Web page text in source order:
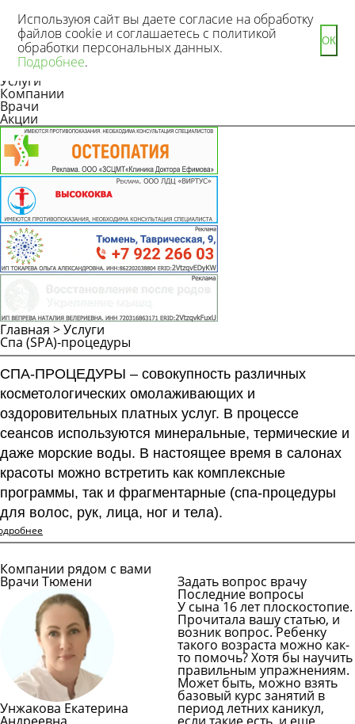
Новости
Статьи
Услуги
Компании
Врачи
Акции
Главная >Услуги
Спа (SPA)-процедуры
СПА-ПРОЦЕДУРЫ – совокупность различных
косметологических омолаживающих и
оздоровительных платных услуг. В процессе
сеансов используются минеральные, термические и
даже морские воды. В настоящее время в салонах
красоты можно встретить как комплексные
программы, так и фрагментарные (спа-процедуры
для волос, рук, лица, ног и тела).
Компании рядом с вами
Врачи Тюмени
Унжакова Екатерина
Задать вопрос врачу
Последние вопросы
У сына 16 лет плоскостопие.
Прочитала вашу статью, и
возник вопрос. Ребенку
такого возраста можно как-
то помочь? Хотя бы научить
правильным упражнениям.
Может быть, можно взять
базовый курс занятий в
период летних каникул,
Используюя сайт вы даете согласие на обработку
файлов cookie и соглашаетесь с политикой
обработки персональных данных.
Подробнее.
ОК